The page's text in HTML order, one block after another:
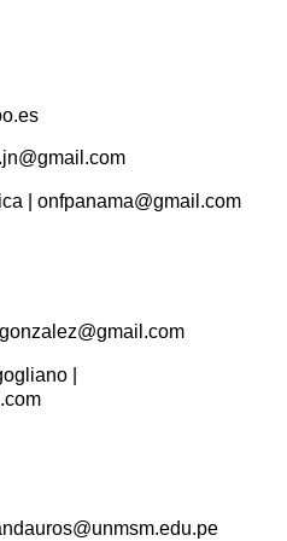
| onfpanama@gmail.com
|